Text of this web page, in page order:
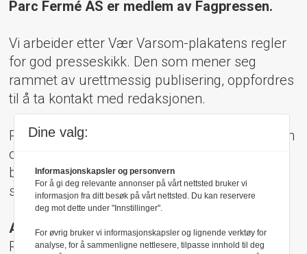
Parc Fermé AS er medlem av Fagpressen.
Vi arbeider etter Vær Varsom-plakatens regler
for god presseskikk. Den som mener seg
rammet av urettmessig publisering, oppfordres
til å ta kontakt med redaksjonen.
Pressens Faglige Utvalg (PFU) er et klageorgan
oppnevnt av Norsk Presseforbund som
behandler klager mot mediene i presseetiske
spørsmål.
Adresse:
Rådhusgt 17, 0158 Oslo
Dine valg:
Informasjonskapsler og personvern
For å gi deg relevante annonser på vårt nettsted bruker vi
informasjon fra ditt besøk på vårt nettsted. Du kan reservere
deg mot dette under "Innstillinger".
For øvrig bruker vi informasjonskapsler og lignende verktøy for
analyse, for å sammenligne nettlesere, tilpasse innhold til deg